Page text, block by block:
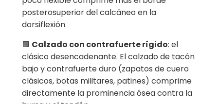
posterosuperior del calcáneo en la
dorsiflexión
🟩 Calzado con contrafuerte rígido: el
clásico desencadenante. El calzado de tacón
bajo y contrafuerte duro (zapatos de cuero
clásicos, botas militares, patines) comprime
directamente la prominencia ósea contra la